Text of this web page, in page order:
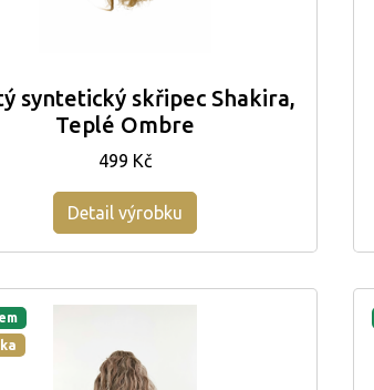
syntetický skřipec Shakira,
Teplé Ombre
499 Kč
Detail výrobku